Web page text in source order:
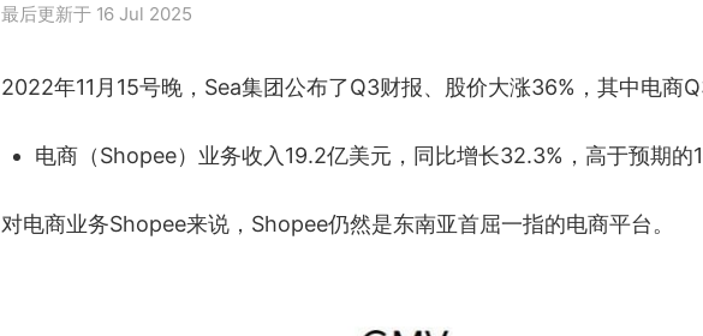
最后更新于 16 Jul 2025
2022年11月15号晚，Sea集团公布了Q3财报、股价大涨36%，其中电商
电商（Shopee）业务收入19.2亿美元，同比增长32.3%，高于预期的
对电商业务Shopee来说，Shopee仍然是东南亚首屈一指的电商平台。